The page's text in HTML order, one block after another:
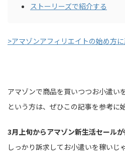
ストーリーズで紹介する
>アマゾンアフィリエイトの始め方
アマゾンで商品を買いつつお小遣い
という方は、ぜひこの記事を参考に
3月上旬からアマゾン新生活セール
しっかり訴求してお小遣いを稼いじ